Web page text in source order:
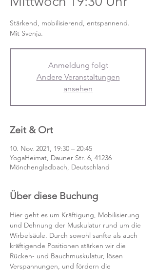
Stärkend, mobilisierend, entspannend.
Mit Svenja.
Anmeldung folgt
Andere Veranstaltungen
ansehen
Zeit & Ort
10. Nov. 2021, 19:30 – 20:45
YogaHeimat, Dauner Str. 6, 41236
Mönchengladbach, Deutschland
Über diese Buchung
Hier geht es um Kräftigung, Mobilisierung
und Dehnung der Muskulatur rund um die
Wirbelsäule. Durch sowohl sanfte als auch
kräftigende Positionen stärken wir die
Rücken- und Bauchmuskulatur, lösen
Verspannungen, und fördern die